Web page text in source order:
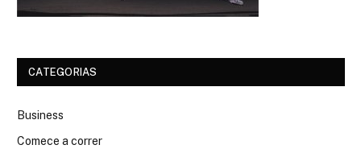
CATEGORIAS
Business
Comece a correr